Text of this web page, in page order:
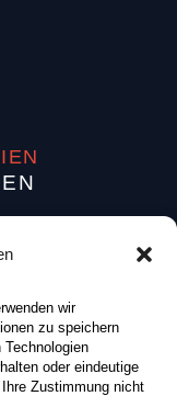
wir
zu speichern
oder eindeutige
Zustimmung nicht
0
0